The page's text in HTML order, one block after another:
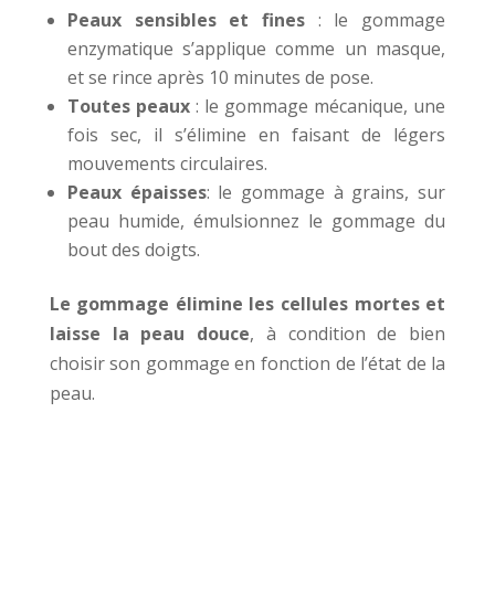
Peaux sensibles et fines : le gommage
enzymatique s’applique comme un masque,
et se rince après 10 minutes de pose.
Toutes peaux: le gommage mécanique, une
fois sec, il s’élimine en faisant de légers
mouvements circulaires.
Peaux épaisses: le gommage à grains, sur
peau humide, émulsionnez le gommage du
bout des doigts.
Le gommage élimine les cellules mortes et
laisse la peau douce, à condition de bien
choisir son gommage en fonction de l’état de la
peau.